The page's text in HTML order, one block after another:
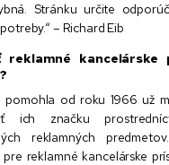
Stránku určite
– Richard Eib
reklamné kancelárske
pomohla od roku 1966 už
ich značku
reklamných
reklamné kancelárske